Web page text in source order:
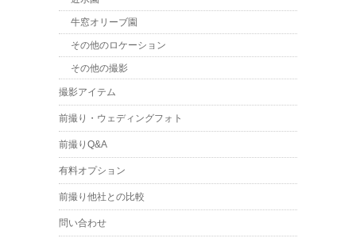
牛窓オリーブ園
その他のロケーション
その他の撮影
撮影アイテム
前撮り・ウェディングフォト
前撮りQ&A
有料オプション
前撮り他社との比較
問い合わせ